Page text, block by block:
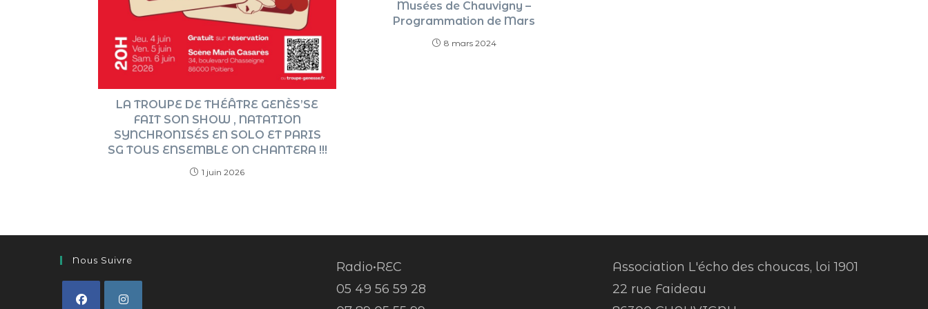
LA TROUPE DE THÉÂTRE GENÈS’SE
FAIT SON SHOW , NATATION
SYNCHRONISÉS EN SOLO ET PARIS
SG TOUS ENSEMBLE ON CHANTERA !!!
1 juin 2026
Musées de Chauvigny –
Programmation de Mars
8 mars 2024
Nous Suivre
Radio•REC
05 49 56 59 28
Association L'écho des choucas, loi 1901
22 rue Faideau